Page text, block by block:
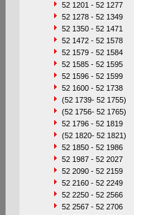
52 1201 - 52 1277
52 1278 - 52 1349
52 1350 - 52 1471
52 1472 - 52 1578
52 1579 - 52 1584
52 1585 - 52 1595
52 1596 - 52 1599
52 1600 - 52 1738
(52 1739- 52 1755)
(52 1756- 52 1765)
52 1796 - 52 1819
(52 1820- 52 1821)
52 1850 - 52 1986
52 1987 - 52 2027
52 2090 - 52 2159
52 2160 - 52 2249
52 2250 - 52 2566
52 2567 - 52 2706